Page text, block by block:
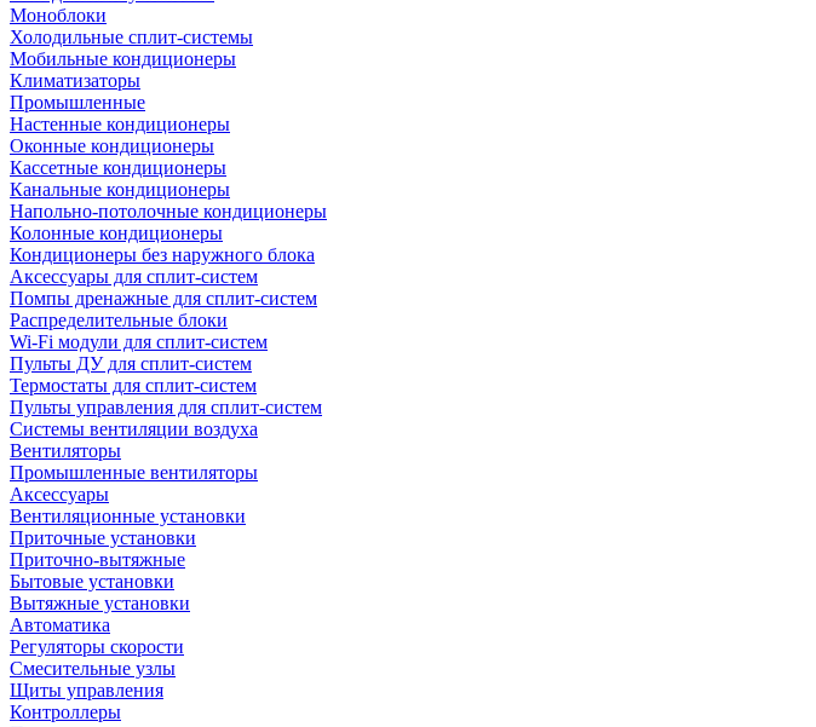
Моноблоки
Холодильные сплит-системы
Мобильные кондиционеры
Климатизаторы
Промышленные
Настенные кондиционеры
Оконные кондиционеры
Кассетные кондиционеры
Канальные кондиционеры
Напольно-потолочные кондиционеры
Колонные кондиционеры
Кондиционеры без наружного блока
Аксессуары для сплит-систем
Помпы дренажные для сплит-систем
Распределительные блоки
Wi-Fi модули для сплит-систем
Пульты ДУ для сплит-систем
Термостаты для сплит-систем
Пульты управления для сплит-систем
Системы вентиляции воздуха
Вентиляторы
Промышленные вентиляторы
Аксессуары
Вентиляционные установки
Приточные установки
Приточно-вытяжные
Бытовые установки
Вытяжные установки
Автоматика
Регуляторы скорости
Смесительные узлы
Щиты управления
Контроллеры